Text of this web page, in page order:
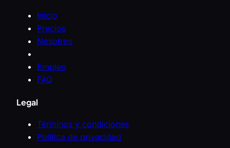
Inicio
Precios
Nosotros
Empleo
FAQ
Legal
Términos y condiciones
Política de privacidad